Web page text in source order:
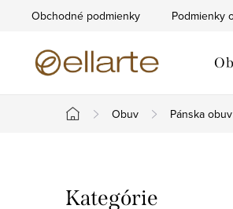
Obchodné podmienky Podmienky
Domov
Obuv Pánska obuv
Preskočiť
Kategórie